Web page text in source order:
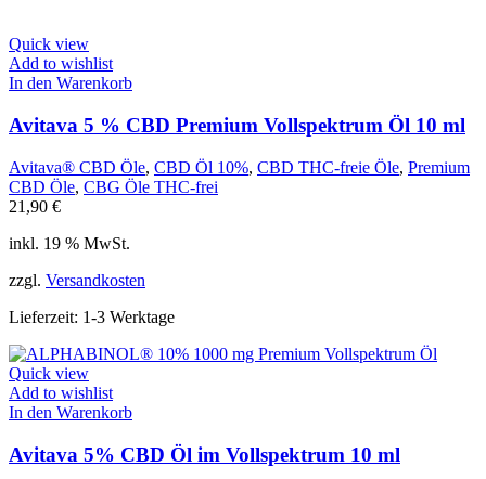
Quick view
Add to wishlist
In den Warenkorb
Avitava 5 % CBD Premium Vollspektrum Öl 10 ml
Avitava® CBD Öle, CBD Öl 10%, CBD THC-freie Öle, Premium
CBD Öle, CBG Öle THC-frei
21,90 €
inkl. 19 % MwSt.
zzgl. Versandkosten
Lieferzeit: 1-3 Werktage
Quick view
Add to wishlist
In den Warenkorb
Avitava 5% CBD Öl im Vollspektrum 10 ml